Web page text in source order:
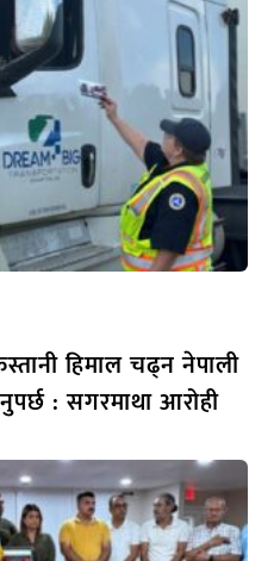
हिमाल चढ्न नेपाली
: सगरमाथा आरोही